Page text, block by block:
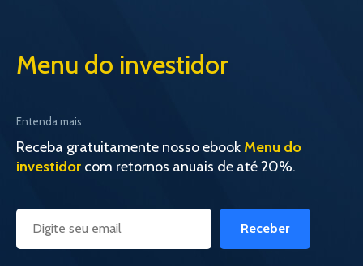
Menu do investidor
Entenda mais
Receba gratuitamente nosso ebookMenu do
investidor com retornos anuais de até 20%.
Receber